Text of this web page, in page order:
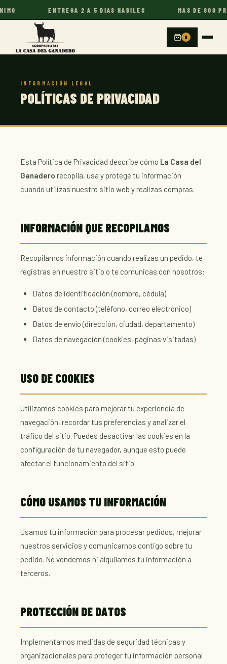
ENTREGA 2 A 5 DIAS HABILES MAS DE 800
0
INFORMACIÓN LEGAL
POLÍTICAS DE PRIVACIDAD
Esta Política de Privacidad describe cómo La Casa del
Ganadero recopila, usa y protege tu información
cuando utilizas nuestro sitio web y realizas compras.
INFORMACIÓN QUE RECOPILAMOS
Recopilamos información cuando realizas un pedido, te
registras en nuestro sitio o te comunicas con nosotros:
Datos de identificación (nombre, cédula)
Datos de contacto (teléfono, correo electrónico)
Datos de envío (dirección, ciudad, departamento)
Datos de navegación (cookies, páginas visitadas)
USO DE COOKIES
Utilizamos cookies para mejorar tu experiencia de
navegación, recordar tus preferencias y analizar el
tráfico del sitio. Puedes desactivar las cookies en la
configuración de tu navegador, aunque esto puede
afectar el funcionamiento del sitio.
CÓMO USAMOS TU INFORMACIÓN
Usamos tu información para procesar pedidos, mejorar
nuestros servicios y comunicarnos contigo sobre tu
pedido. No vendemos ni alquilamos tu información a
terceros.
PROTECCIÓN DE DATOS
Implementamos medidas de seguridad técnicas y
organizacionales para proteger tu información personal
La Casa del Ganadero
En línea · Te responde al instante